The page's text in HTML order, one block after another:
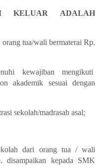
KELUAR ADALAH
tua/wali bermaterai Rp.
kewajiban mengikuti
akademik sesuai dengan
sekolah/madrasah asal;
dari orang tua / wali
disampaikan kepada SMK